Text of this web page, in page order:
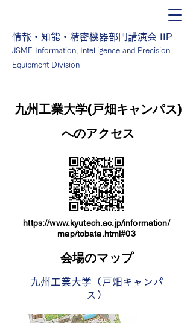
情報・知能・精密機器部門講演会 IIP
JSME Information, Intelligence and Precision
Equipment Division
九州工業大学(戸畑キャンパス)
へのアクセス
https://www.kyutech.ac.jp/information/
map/tobata.html#03
​会場のマップ
九州工業大学（戸畑キャンパ
ス）